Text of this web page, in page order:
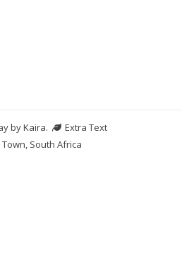
byKaira.
Extra Text
Town, South Africa